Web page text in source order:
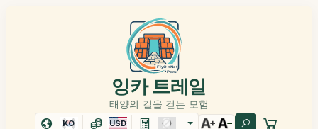
잉카 트레일
태양의 길을 걷는 모험
KO USD